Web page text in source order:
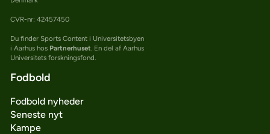
CVR-nr: 42457450
Du finder Sports Content i Universitetsbyen
i Aarhus hos Partnerhuset. En del af Aarhus
Universitets forskningsfond.
Fodbold
Fodbold nyheder
Seneste nyt
Kampe